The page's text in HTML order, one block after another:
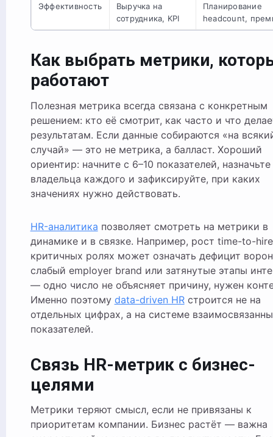
Эффективность
Выручка на
сотрудника, KPI
Планирование
headcount,
Как выбрать метрики,
работают
Полезная метрика всегда связана с конкретным
решением: кто её смотрит, как часто и что
результатам. Если данные собираются «на
случай» — это не метрика, а балласт. Хороший
ориентир: начните с 6–10 показателей, назначьте
владельца каждого и зафиксируйте, при каких
значениях нужно действовать.
HR-аналитика позволяет смотреть на метрики в
динамике и в связке. Например, рост time-to-
критичных ролях может означать дефицит
слабый employer brand или затянутые этапы
— одно число не объясняет причину, нужен
Именно поэтому data-driven HRстроится не на
отдельных цифрах, а на системе
показателей.
Связь HR-метрик с бизнес-
целями
Метрики теряют смысл, если не привязаны к
приоритетам компании. Бизнес растёт — важна